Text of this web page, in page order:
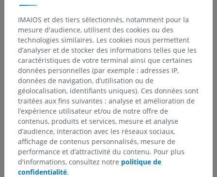
Anatomie systémique
Articulations; Système articulaire
Termes généraux> Circumduction
Structures sous-jacentes :
Il n'y a aucune structure
sous-jacente
Traductions
Vous avez vu une erreur ?
N’hésitez pas à nous suggérer une correction, une
IMAIOS et des tiers sélectionnés, notamment pour la
mesure d'audience, utilisent des cookies ou des
technologies similaires. Les cookies nous permettent
d’analyser et de stocker des informations telles que les
caractéristiques de votre terminal ainsi que certaines
données personnelles (par exemple : adresses IP,
données de navigation, d’utilisation ou de
géolocalisation, identifiants uniques). Ces données sont
traitées aux fins suivantes : analyse et amélioration de
l’expérience utilisateur et/ou de notre offre de
contenus, produits et services, mesure et analyse
d’audience, interaction avec les réseaux sociaux,
affichage de contenus personnalisés, mesure de
performance et d’attractivité du contenu. Pour plus
d'informations, consultez notre politique de
confidentialité.